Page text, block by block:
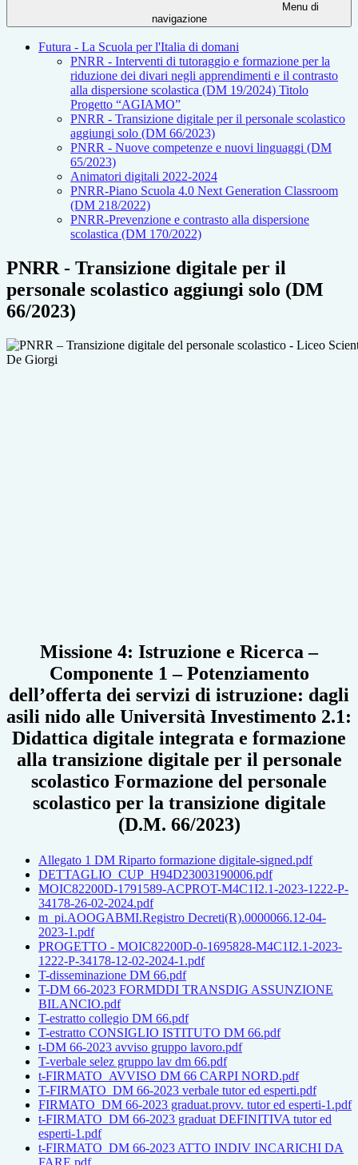
Menu di
navigazione
Futura - La Scuola per l'Italia di domani
PNRR - Interventi di tutoraggio e formazione per la
riduzione dei divari negli apprendimenti e il contrasto
alla dispersione scolastica (DM 19/2024) Titolo
Progetto “AGIAMO”
PNRR - Transizione digitale per il personale scolastico
aggiungi solo (DM 66/2023)
PNRR - Nuove competenze e nuovi linguaggi (DM
65/2023)
Animatori digitali 2022-2024
PNRR-Piano Scuola 4.0 Next Generation Classroom
(DM 218/2022)
PNRR-Prevenzione e contrasto alla dispersione
scolastica (DM 170/2022)
PNRR - Transizione digitale per il
personale scolastico aggiungi solo (DM
66/2023)
Missione 4: Istruzione e Ricerca –
Componente 1 – Potenziamento
dell’offerta dei servizi di istruzione: dagli
asili nido alle Università Investimento 2.1:
Didattica digitale integrata e formazione
alla transizione digitale per il personale
scolastico Formazione del personale
scolastico per la transizione digitale
(D.M. 66/2023)
Allegato 1 DM Riparto formazione digitale-signed.pdf
DETTAGLIO_CUP_H94D23003190006.pdf
MOIC82200D-1791589-ACPROT-M4C1I2.1-2023-1222-P-
34178-26-02-2024.pdf
m_pi.AOOGABMI.Registro Decreti(R).0000066.12-04-
2023-1.pdf
PROGETTO - MOIC82200D-0-1695828-M4C1I2.1-2023-
1222-P-34178-12-02-2024-1.pdf
T-disseminazione DM 66.pdf
T-DM 66-2023 FORMDDI TRANSDIG ASSUNZIONE
BILANCIO.pdf
T-estratto collegio DM 66.pdf
T-estratto CONSIGLIO ISTITUTO DM 66.pdf
t-DM 66-2023 avviso gruppo lavoro.pdf
T-verbale selez gruppo lav dm 66.pdf
t-FIRMATO_AVVISO DM 66 CARPI NORD.pdf
T-FIRMATO_DM 66-2023 verbale tutor ed esperti.pdf
FIRMATO_DM 66-2023 graduat.provv. tutor ed esperti-1.pdf
t-FIRMATO_DM 66-2023 graduat DEFINITIVA tutor ed
esperti-1.pdf
t-FIRMATO_DM 66-2023 ATTO INDIV INCARICHI DA
FARE.pdf